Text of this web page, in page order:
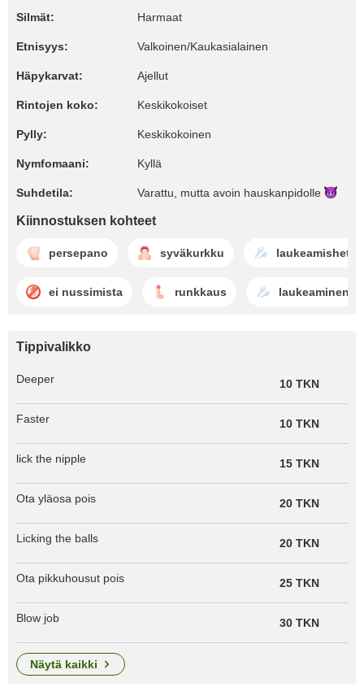
Silmät: Harmaat
Etnisyys: Valkoinen/Kaukasialainen
Häpykarvat: Ajellut
Rintojen koko: Keskikokoiset
Pylly: Keskikokoinen
Nymfomaani: Kyllä
Suhdetila: Varattu, mutta avoin hauskanpidolle
Kiinnostuksen kohteet
persepano syväkurkku laukeamishetki
ei nussimista runkkaus laukeaminen
Tippivalikko
Deeper 10 TKN
Faster 10 TKN
lick the nipple 15 TKN
Ota yläosa pois 20 TKN
Licking the balls 20 TKN
Ota pikkuhousut pois 25 TKN
Blow job 30 TKN
näytä kaikki